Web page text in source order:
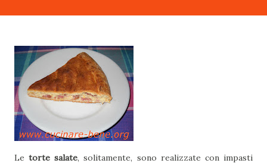
Le torte salate, solitamente, sono realizzate con impasti